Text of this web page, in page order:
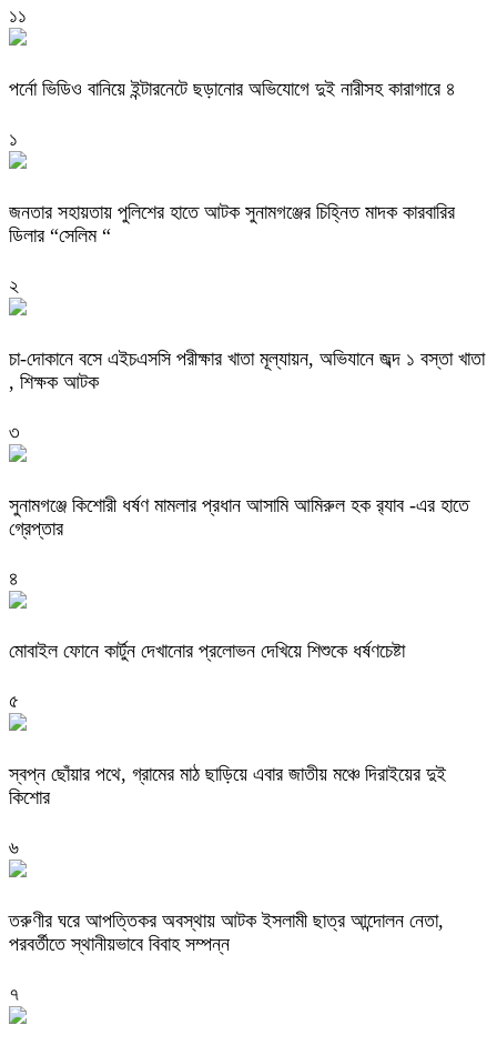
১১
পর্নো ভিডিও বানিয়ে ইন্টারনেটে ছড়ানোর অভিযোগে দুই নারীসহ কারাগারে ৪
১
জনতার সহায়তায় পুলিশের হাতে আটক সুনামগঞ্জের চিহ্নিত মাদক কারবারির
ডিলার “সেলিম “
২
চা-দোকানে বসে এইচএসসি পরীক্ষার খাতা মূল্যায়ন, অভিযানে জব্দ ১ বস্তা খাতা
, শিক্ষক আটক
৩
‎সুনামগঞ্জে কিশোরী ধর্ষণ মামলার প্রধান আসামি আমিরুল হক র‌্যাব -এর হাতে
গ্রেপ্তার
৪
মোবাইল ফোনে কার্টুন দেখানোর প্রলোভন দেখিয়ে শিশুকে ধর্ষণচেষ্টা
৫
স্বপ্ন ছোঁয়ার পথে, গ্রামের মাঠ ছাড়িয়ে এবার জাতীয় মঞ্চে দিরাইয়ের দুই
কিশোর
৬
তরুণীর ঘরে আপত্তিকর অবস্থায় আটক ইসলামী ছাত্র আন্দোলন নেতা,
পরবর্তীতে স্থানীয়ভাবে বিবাহ সম্পন্ন
৭